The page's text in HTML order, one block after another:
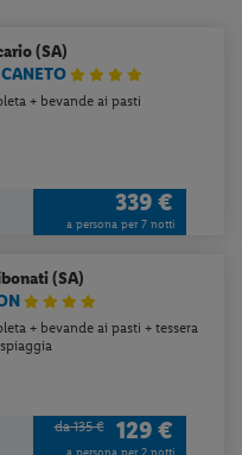
(SA)
+ bevande ai pasti
339 €
a persona per 7 notti
(SA)
+ bevande ai pasti + tessera
da 135 € 129 €
a persona per 2 notti